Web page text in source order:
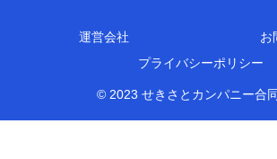
運営会社
お
プライバシーポリシー
© 2023 せきさとカンパニー合